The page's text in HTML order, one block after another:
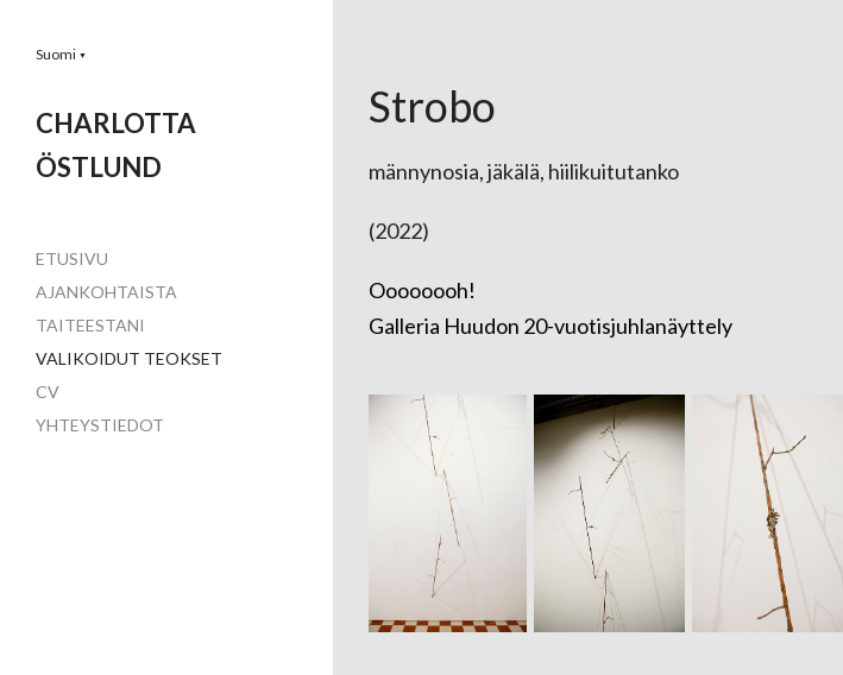
Suomi ▼
CHARLOTTA
ÖSTLUND
ETUSIVU
AJANKOHTAISTA
TAITEESTANI
VALIKOIDUT TEOKSET
CV
YHTEYSTIEDOT
Strobo
männynosia, jäkälä, hiilikuitutanko
(2022)
Oooooooh!
Galleria Huudon 20-vuotisjuhlanäyttely